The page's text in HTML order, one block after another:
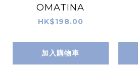
OMATINA
HK$198.00
加入購物車